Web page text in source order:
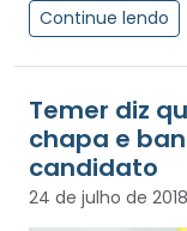
Continue lendo
Temer diz
chapa e
candidato
24 de julho de 2018